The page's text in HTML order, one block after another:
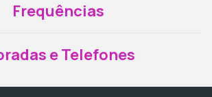
Frequências
e Telefones